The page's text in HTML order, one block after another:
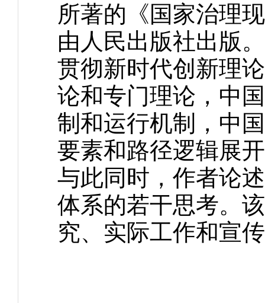
所著的《国家治理
由人民出版社出版
贯彻新时代创新理
论和专门理论，中
制和运行机制，中
要素和路径逻辑展
与此同时，作者论
体系的若干思考。
究、实际工作和宣